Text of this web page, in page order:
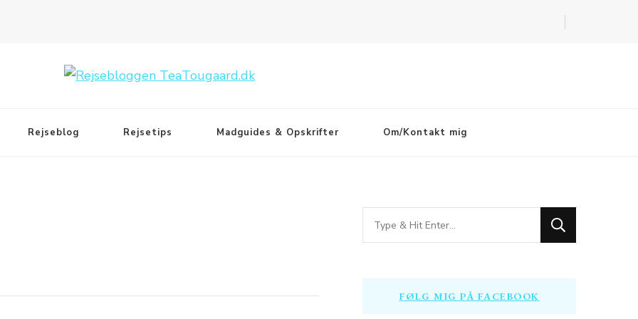
Rejseblog Rejsetips Madguides & Opskrifter Om/Kontakt mig
Looking
for
FØLG MIG PÅ FACEBOOK